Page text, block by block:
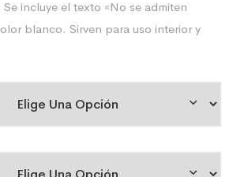
incluye el texto «No se admiten
blanco. Sirven para uso interior y